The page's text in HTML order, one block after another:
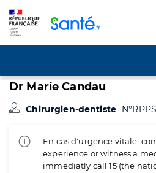
Dr Marie Candau
Chirurgien-dentiste
En cas d'urgence vitale,
experience or witness a
immediatly call 15 (the